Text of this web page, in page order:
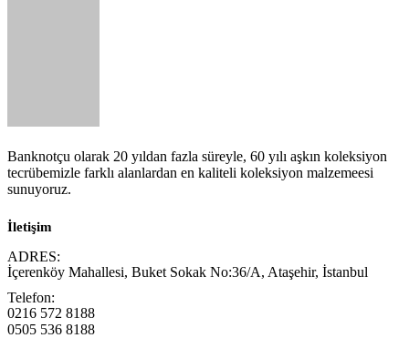
Banknotçu olarak 20 yıldan fazla süreyle, 60 yılı aşkın koleksiyon
tecrübemizle farklı alanlardan en kaliteli koleksiyon malzemeesi
sunuyoruz.
İletişim
ADRES:
İçerenköy Mahallesi, Buket Sokak No:36/A, Ataşehir, İstanbul
Telefon:
0216 572 8188
0505 536 8188